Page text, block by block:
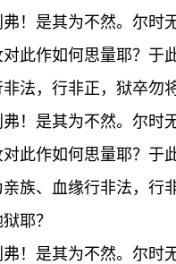
！是其为不然。尔时
对此作如何思量耶？于
法，行非正，狱卒勿
！是其为不然。尔时
对此作如何思量耶？于
亲族、血缘行非法，行
耶？
！是其为不然。尔时